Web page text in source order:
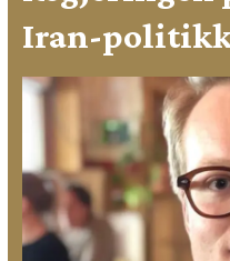
Iran-